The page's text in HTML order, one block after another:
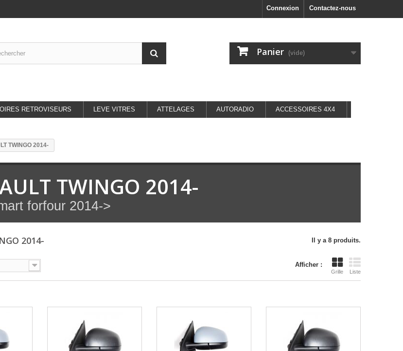
Contactez-nous
Connexion
Panier (vide)
RETROVISEURS LEVE VITRES ATTELAGES AUTORADIO ACCESSOIRES 4X4
TWINGO 2014-
TWINGO 2014-
forfour 2014->
2014- Il y a 8 produits.
Afficher :
Grille Liste